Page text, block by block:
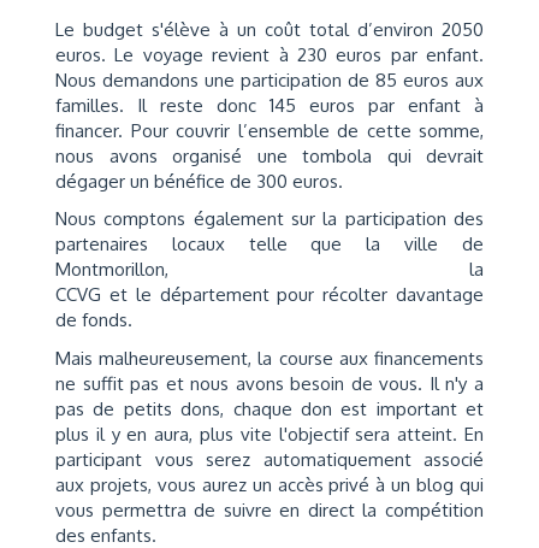
Le budget s'élève à un coût total d’environ 2050
euros. Le voyage revient à 230 euros par enfant.
Nous demandons une participation de 85 euros aux
familles. Il reste donc 145 euros par enfant à
financer. Pour couvrir l’ensemble de cette somme,
nous avons organisé une tombola qui devrait
dégager un bénéfice de 300 euros.
Nous comptons également sur la participation des
partenaires locaux telle que la ville de
Montmorillon, la
CCVG et le département pour récolter davantage
de fonds.
Mais malheureusement, la course aux financements
ne suffit pas et nous avons besoin de vous. Il n'y a
pas de petits dons, chaque don est important et
plus il y en aura, plus vite l'objectif sera atteint. En
participant vous serez automatiquement associé
aux projets, vous aurez un accès privé à un blog qui
vous permettra de suivre en direct la compétition
des enfants.